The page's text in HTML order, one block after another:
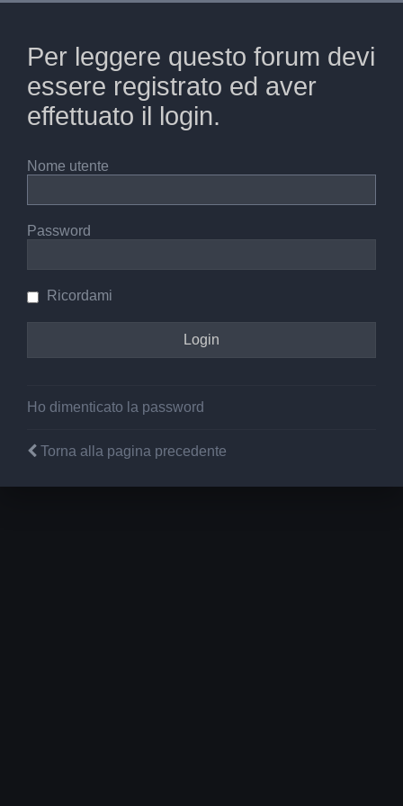
Per leggere questo forum devi
essere registrato ed aver
effettuato il login.
Nome utente
Password
Ricordami
Ho dimenticato la password
Torna alla pagina precedente